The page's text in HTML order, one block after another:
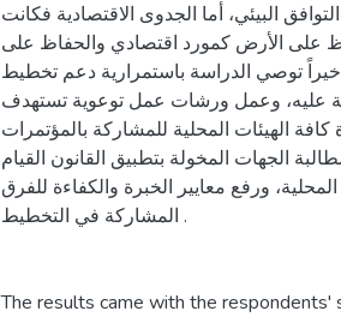
البيئي، أما الجدوى الاقتصادية فكانت
على الأرض كمورد اقتصادي والحفاظ على
توصي الدراسة باستمرارية دعم تخطيط
عليه، وعمل ورشات عمل توعوية تستهدف
الهيئات المحلية للمشاركة بالمؤتمرات
الجهات المخولة بتطبيق القانون القيام
المحلية، ورفع معايير الخبرة والكفاءة للفرق
المشاركة في التخطيط .
The results came with the respondents'